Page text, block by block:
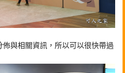
與相關資訊，所以可以很快帶過